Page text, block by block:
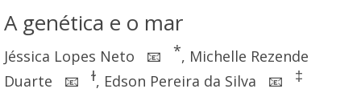
A genética e o mar
Jéssica Lopes Neto 📧 *, Michelle Rezende
Duarte
📧 ɫ, Edson Pereira da Silva 📧 ‡